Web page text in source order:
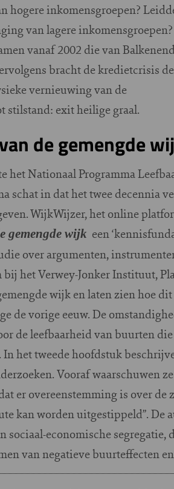
hogere inkomensgroepen?
van lagere
vanaf 2002 die van
bracht de kredietcrisis de
vernieuwing van de
stilstand: exit heilige graal.
de gemengde
het Nationaal Programma
schat in dat het twee decennia
WijkWijzer, het online
gemengde wijk een
over argumenten,
bij het Verwey-Jonker Instituut,
wijk en laten zien hoe
de vorige eeuw. De
de leefbaarheid van buurten
het tweede hoofdstuk
Vooraf waarschuwen
er overeenstemming is over
kan worden uitgestippeld”. De
sociaal-economische
van negatieve buurteffecten